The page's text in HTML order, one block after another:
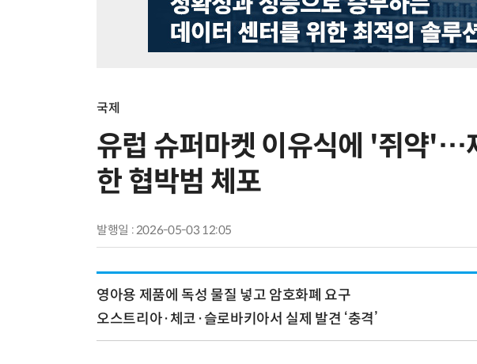
국제
유럽 슈퍼마켓 이유식에 '쥐약'…
한 협박범 체포
발행일 : 2026-05-03 12:05
영아용 제품에 독성 물질 넣고 암호화폐 요구
오스트리아·체코·슬로바키아서 실제 발견 ‘충격’